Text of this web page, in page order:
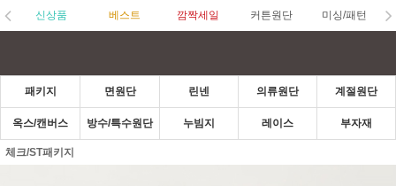
신상품 베스트 깜짝세일 커튼원단 미싱/패턴
패키지 면원단 린넨 의류원단 계절원단
옥스/캔버스 방수/특수원단 누빔지 레이스 부자재
체크/ST패키지